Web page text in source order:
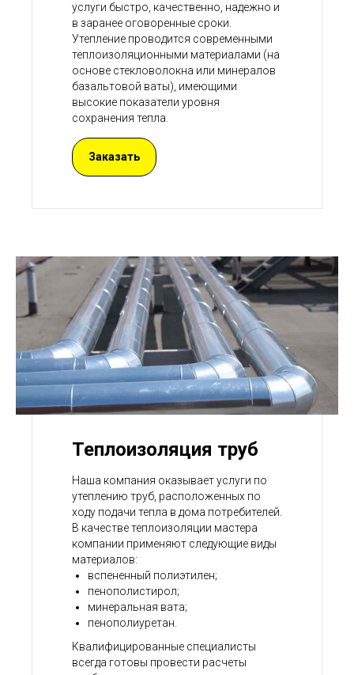
услуги быстро, качественно, надежно и
в заранее оговоренные сроки.
Утепление проводится современными
теплоизоляционными материалами (на
основе стекловолокна или минералов
базальтовой ваты), имеющими
высокие показатели уровня
сохранения тепла.
Заказать
Теплоизоляция труб
Наша компания оказывает услуги по
утеплению труб, расположенных по
ходу подачи тепла в дома потребителей.
В качестве теплоизоляции мастера
компании применяют следующие виды
материалов:
вспененный полиэтилен;
пенополистирол;
минеральная вата;
пенополиуретан.
Квалифицированные специалисты
всегда готовы провести расчеты